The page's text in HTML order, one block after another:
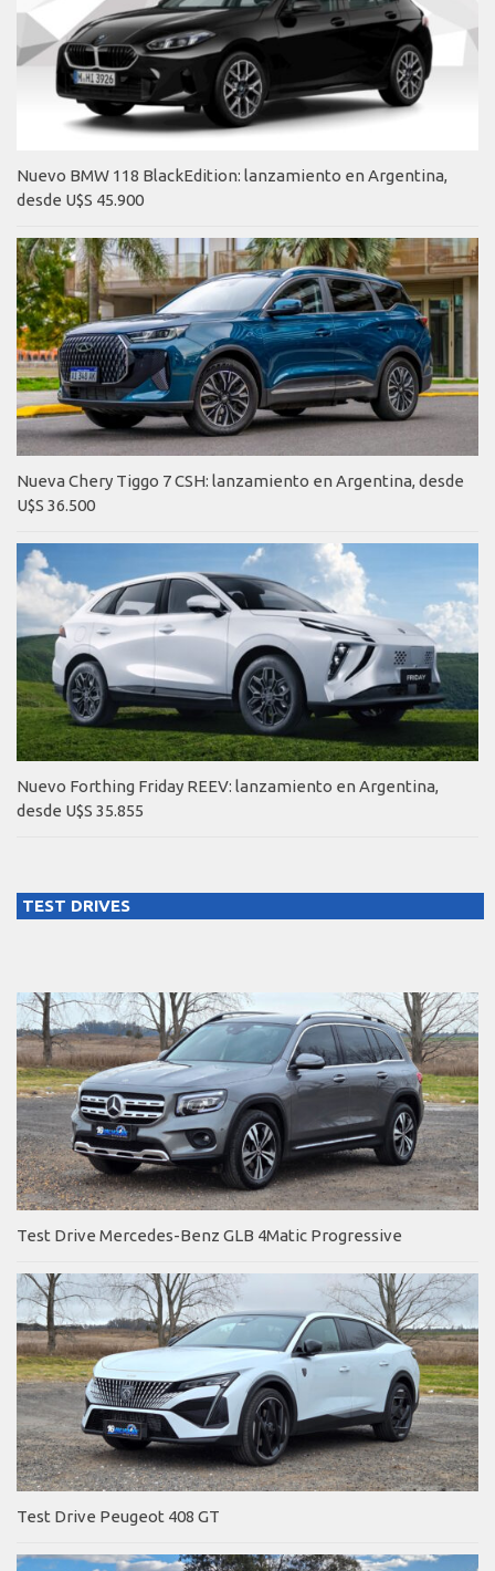
Nuevo BMW 118 BlackEdition: lanzamiento en Argentina,
desde U$S 45.900
Nueva Chery Tiggo 7 CSH: lanzamiento en Argentina, desde
U$S 36.500
Nuevo Forthing Friday REEV: lanzamiento en Argentina,
desde U$S 35.855
TEST DRIVES
Test Drive Mercedes-Benz GLB 4Matic Progressive
Test Drive Peugeot 408 GT